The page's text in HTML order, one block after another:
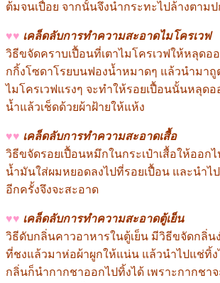
ต้มจนเปื่อย จากนั้นจึงนำกระทะไปล้างตาม
♥♥ เคล็ดลับการทำความสะอาดไมโครเวฟ
วิธีขจัดคราบเปื้อนที่เตาไมโครเวฟให้หลุดอ
กกิ้งโซดาโรยบนฟองน้ำหมาดๆ แล้วนำมาถู
ไมโครเวฟแรงๆ จะทำให้รอยเปื้อนนั้นหลุดอ
น้ำแล้วเช็ดด้วยผ้าฝ้ายให้แห้ง
♥♥ เคล็ดลับการทำความสะอาดเสื้อ
วิธีขจัดรอยเปื้อนหมึกในกระเป๋าเสื้อให้ออก
น้ำมันใส่ผมหยอดลงไปที่รอยเปื้อน และนำไ
อีกครั้งจึงจะสะอาด
♥♥ เคล็ดลับการทำความสะอาดตู้เย็น
วิธีดับกลิ่นคาวอาหารในตู้เย็น มีวิธีขจัดกลิ่น
ที่ชงแล้วมาห่อผ้าผูกให้แน่น แล้วนำไปแช่ทิ้ง
กลิ่นก็นำกากชาออกไปทิ้งได้ เพราะกากชา